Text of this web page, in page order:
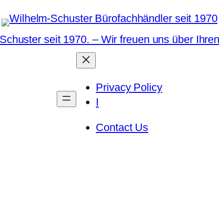
seit 1970. – Wir freuen uns über
Privacy Policy
I
Contact Us